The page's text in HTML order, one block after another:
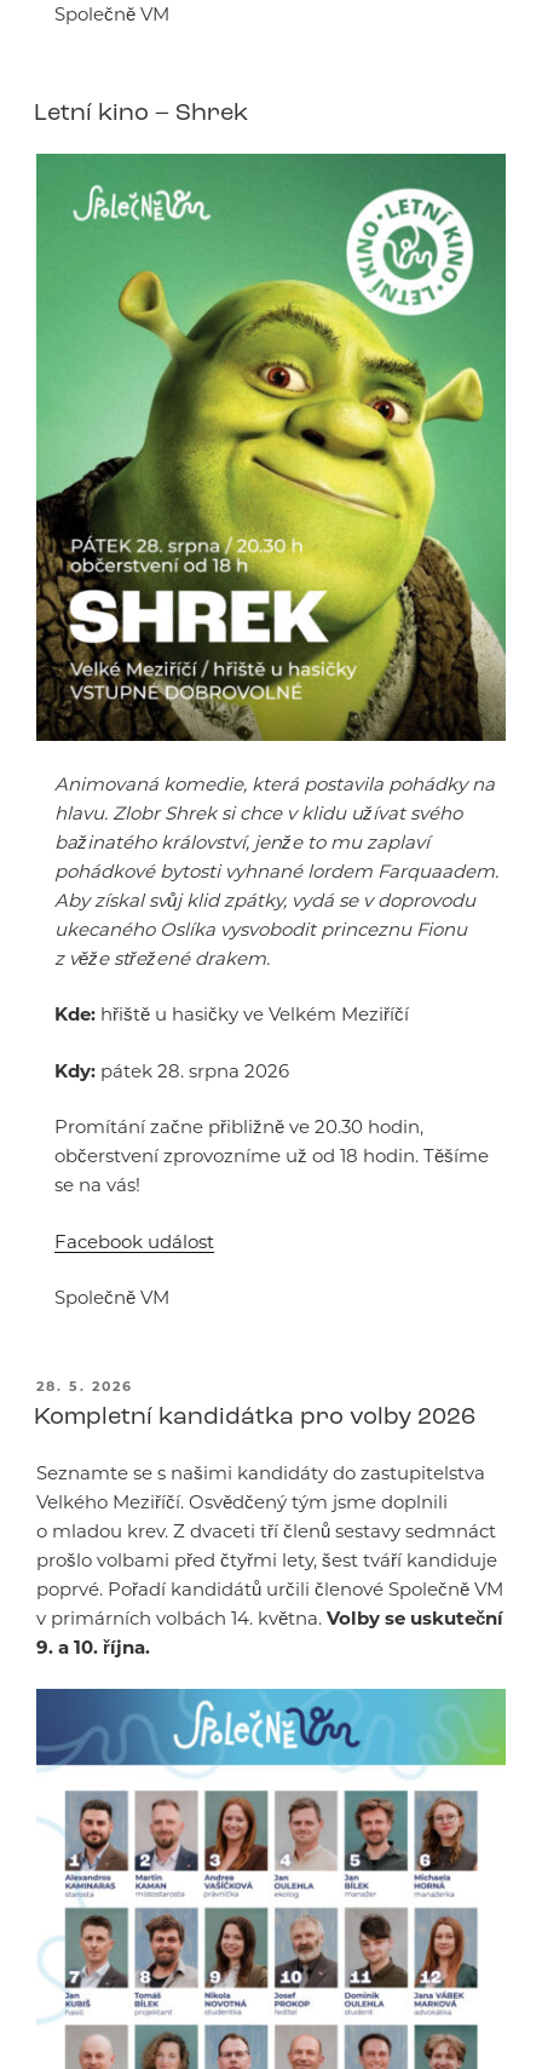
Společně VM
Letní kino – Shrek
Animovaná komedie, která postavila pohádky na
hlavu. Zlobr Shrek si chce v klidu užívat svého
bažinatého království, jenže to mu zaplaví
pohádkové bytosti vyhnané lordem Farquaadem.
Aby získal svůj klid zpátky, vydá se v doprovodu
ukecaného Oslíka vysvobodit princeznu Fionu
z věže střežené drakem.
Kde: hřiště u hasičky ve Velkém Meziříčí
Kdy: pátek 28. srpna 2026
Promítání začne přibližně ve 20.30 hodin,
občerstvení zprovozníme už od 18 hodin. Těšíme
se na vás!
Facebook událost
Společně VM
PUBLIKOVÁNO
28. 5. 2026
Kompletní kandidátka pro volby 2026
Seznamte se s našimi kandidáty do zastupitelstva
Velkého Meziříčí. Osvědčený tým jsme doplnili
o mladou krev. Z dvaceti tří členů sestavy sedmnáct
prošlo volbami před čtyřmi lety, šest tváří kandiduje
poprvé. Pořadí kandidátů určili členové Společně VM
v primárních volbách 14. května. Volby se uskuteční
9. a 10. října.